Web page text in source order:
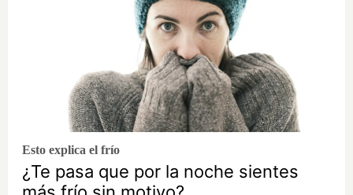
Esto explica el frío
¿Te pasa que por la noche sientes